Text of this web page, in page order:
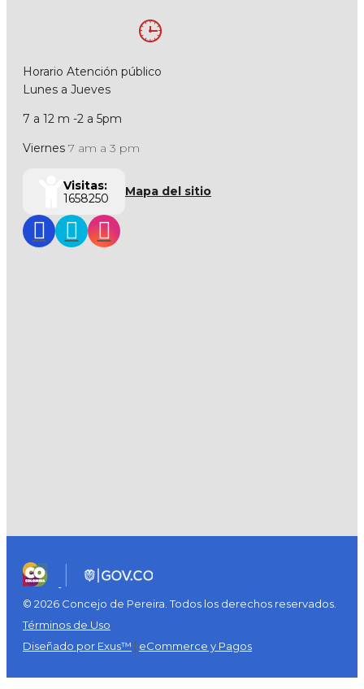
Horario Atención público
Lunes a Jueves
7 a 12 m -2 a 5pm
Viernes 7 am a 3 pm
Visitas:
1658250
Mapa del sitio
© 2026 Concejo de Pereira. Todos los derechos reservados.
Términos de Uso
Diseñado por Exus™ | eCommerce y Pagos